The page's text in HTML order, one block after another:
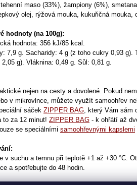
maso (33%), žampiony (6%),
olej, rýžová mouka, kukuřičná
hodnoty (na 100g):
hodnota: 356 kJ/85 kcal.
7,9 g. Sacharidy: 4 g (z toho cukry 0,93 g).
2,05 g). Vláknina: 0,49 g. Sůl: 0,81 g.
nejen na cesty a dovolené. Pokud
v mikrovlnce, můžete využít samoohřev
sáček ZIPPER BAG, který Vám sám
to za 12 minut! ZIPPER BAG - k ohřátí až
se speciálními samoohřevnými kapslemi
v suchu a temnu při teplotě +1 až +30 °C.
a spotřebujte do 48 hodin.